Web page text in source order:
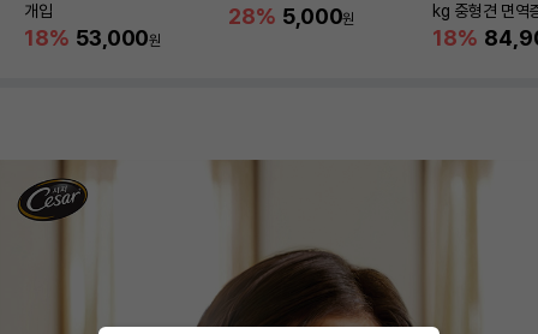
개입
18% 53,000원
28% 5,000원
kg 중형견 면역
18%